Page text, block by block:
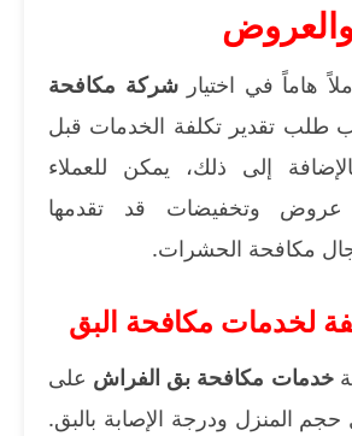
والعروض
هاماً في اختيارشركة مكافحة
طلب تقدير تكلفة الخدمات قبل
إلى ذلك، يمكن للعملاء
عروض وتخفيضات قد تقدمها
مكافحة الحشرات.
لخدمات مكافحة البق
خدمات مكافحة بق الفراش على
المنزل ودرجة الإصابة بالبق.